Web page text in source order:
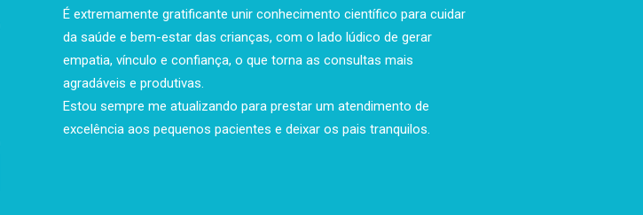
É extremamente gratificante unir conhecimento científico para cuidar
da saúde e bem-estar das crianças, com o lado lúdico de gerar
empatia, vínculo e confiança, o que torna as consultas mais
agradáveis e produtivas.
Estou sempre me atualizando para prestar um atendimento de
excelência aos pequenos pacientes e deixar os pais tranquilos.